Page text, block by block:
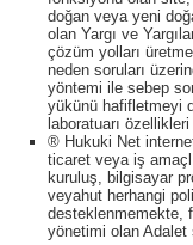
doğan veya yeni
olan Yargı ve
çözüm yolları
neden soruları
yöntemi ile sebep
yükünü hafifletmeyi
laboratuarı özellikleri
® Hukuki Net
ticaret veya iş
kuruluş, bilgisayar
veyahut herhangi
desteklenmemekte,
yönetimi olan Adalet